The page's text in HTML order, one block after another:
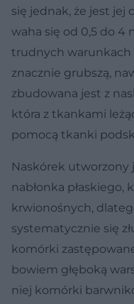
się jednak, że jest jej
waha się od 0,5 do 4
trudnych warunkach
znacznie grubszą,
zbudowana jest z
która z tkankami
pomocą tkanki
Naskórek utworzony
nabłonka płaskiego,
krwionośnych,
systematycznie się
komórki
bowiem głęboką
niej komórki